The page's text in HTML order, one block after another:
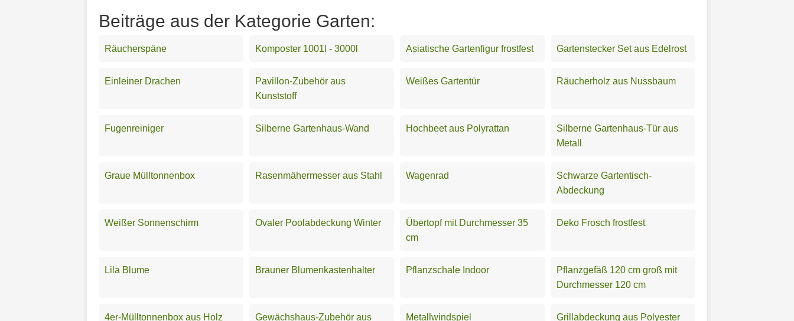
Beiträge aus der Kategorie Garten:
Räucherspäne Komposter 1001l - 3000l Asiatische Gartenfigur frostfest Gartenstecker Set aus Edelrost
Einleiner Drachen
Pavillon-Zubehör aus
Kunststoff
Weißes Gartentür Räucherholz aus Nussbaum
Fugenreiniger Silberne Gartenhaus-Wand Hochbeet aus Polyrattan
Silberne Gartenhaus-Tür aus
Metall
Graue Mülltonnenbox Rasenmähermesser aus Stahl Wagenrad
Schwarze Gartentisch-
Abdeckung
Weißer Sonnenschirm Ovaler Poolabdeckung Winter
Übertopf mit Durchmesser 35
cm
Deko Frosch frostfest
Lila Blume Brauner Blumenkastenhalter Pflanzschale Indoor
Pflanzgefäß 120 cm groß mit
Durchmesser 120 cm
4er-Mülltonnenbox aus Holz Gewächshaus-Zubehör aus Metallwindspiel Grillabdeckung aus Polyester